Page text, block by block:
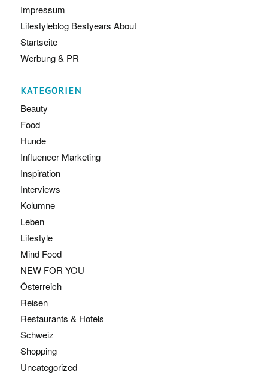
Impressum
Lifestyleblog Bestyears About
Startseite
Werbung & PR
KATEGORIEN
Beauty
Food
Hunde
Influencer Marketing
Inspiration
Interviews
Kolumne
Leben
Lifestyle
Mind Food
NEW FOR YOU
Österreich
Reisen
Restaurants & Hotels
Schweiz
Shopping
Uncategorized